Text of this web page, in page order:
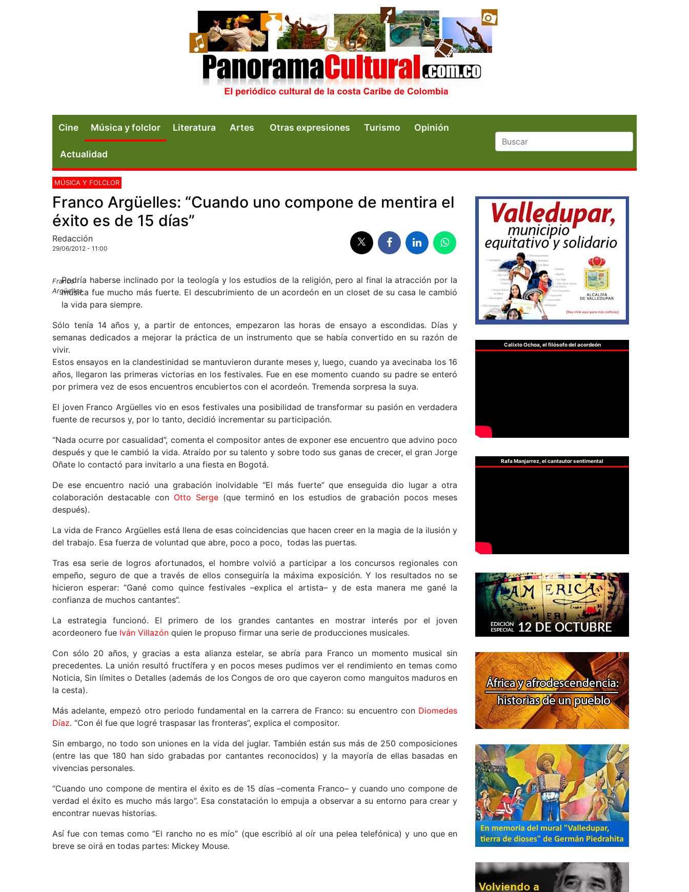
Cine Música y folclor Literatura Artes Otras expresiones Turismo Opinión
Actualidad
MÚSICA Y FOLCLOR
Franco Argüelles: “Cuando uno compone de mentira el
éxito es de 15 días”
Redacción
29/06/2012 - 11:00
Franco
Argüelles
Podría haberse inclinado por la teología y los estudios de la religión, pero al final la atracción por la
música fue mucho más fuerte. El descubrimiento de un acordeón en un closet de su casa le cambió
la vida para siempre.
Sólo tenía 14 años y, a partir de entonces, empezaron las horas de ensayo a escondidas. Días y
semanas dedicados a mejorar la práctica de un instrumento que se había convertido en su razón de
vivir.
Estos ensayos en la clandestinidad se mantuvieron durante meses y, luego, cuando ya avecinaba los 16
años, llegaron las primeras victorias en los festivales. Fue en ese momento cuando su padre se enteró
por primera vez de esos encuentros encubiertos con el acordeón. Tremenda sorpresa la suya.
El joven Franco Argüelles vio en esos festivales una posibilidad de transformar su pasión en verdadera
fuente de recursos y, por lo tanto, decidió incrementar su participación.
“Nada ocurre por casualidad”, comenta el compositor antes de exponer ese encuentro que advino poco
después y que le cambió la vida. Atraído por su talento y sobre todo sus ganas de crecer, el gran Jorge
Oñate lo contactó para invitarlo a una fiesta en Bogotá.
De ese encuentro nació una grabación inolvidable “El más fuerte” que enseguida dio lugar a otra
colaboración destacable con Otto Serge(que terminó en los estudios de grabación pocos meses
después).
La vida de Franco Argüelles está llena de esas coincidencias que hacen creer en la magia de la ilusión y
del trabajo. Esa fuerza de voluntad que abre, poco a poco, todas las puertas.
Tras esa serie de logros afortunados, el hombre volvió a participar a los concursos regionales con
empeño, seguro de que a través de ellos conseguiría la máxima exposición. Y los resultados no se
hicieron esperar: “Gané como quince festivales –explica el artista– y de esta manera me gané la
confianza de muchos cantantes”.
La estrategia funcionó. El primero de los grandes cantantes en mostrar interés por el joven
acordeonero fue Iván Villazón quien le propuso firmar una serie de producciones musicales.
Con sólo 20 años, y gracias a esta alianza estelar, se abría para Franco un momento musical sin
precedentes. La unión resultó fructífera y en pocos meses pudimos ver el rendimiento en temas como
Noticia, Sin límites o Detalles (además de los Congos de oro que cayeron como manguitos maduros en
la cesta).
Más adelante, empezó otro periodo fundamental en la carrera de Franco: su encuentro con Diomedes
Díaz. “Con él fue que logré traspasar las fronteras”, explica el compositor.
Sin embargo, no todo son uniones en la vida del juglar. También están sus más de 250 composiciones
(entre las que 180 han sido grabadas por cantantes reconocidos) y la mayoría de ellas basadas en
vivencias personales.
“Cuando uno compone de mentira el éxito es de 15 días –comenta Franco– y cuando uno compone de
verdad el éxito es mucho más largo”. Esa constatación lo empuja a observar a su entorno para crear y
encontrar nuevas historias.
Así fue con temas como “El rancho no es mío” (que escribió al oír una pelea telefónica) y uno que en
breve se oirá en todas partes: Mickey Mouse.
Calixto Ochoa, el filósofo del acordeón
Rafa Manjarrez, el cantautor sentimental